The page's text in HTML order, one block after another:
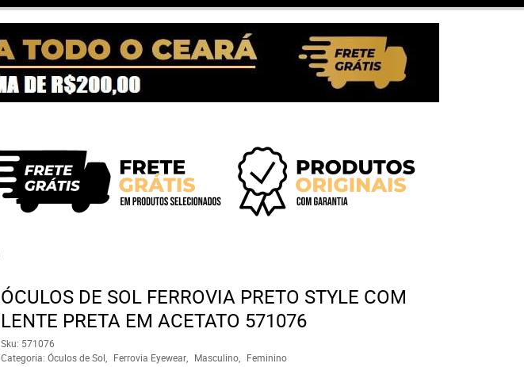
ÓCULOS DE SOL FERROVIA PRETO STYLE COM
LENTE PRETA EM ACETATO 571076
Sku: 571076
Categoria: Óculos de Sol Ferrovia Eyewear Masculino
Feminino